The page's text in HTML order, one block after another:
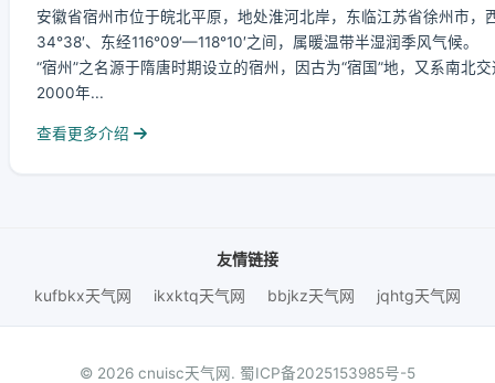
安徽省宿州市位于皖北平原，地处淮河北岸，东临江苏省徐州市
34°38′、东经116°09′—118°10′之间，属暖温带半湿润季风气候。
“宿州”之名源于隋唐时期设立的宿州，因古为“宿国”地，又系南北
2000年...
查看更多介绍
友情链接
kufbkx天气网
ikxktq天气网 bbjkz天气网 jqhtg天气网
© 2026 cnuisc天气网. 蜀ICP备2025153985号-5